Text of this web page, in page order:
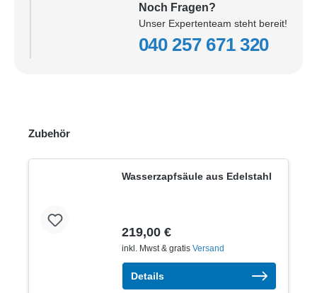
Noch Fragen?
Unser Expertenteam steht bereit!
040 257 671 320
Zubehör
Wasserzapfsäule aus Edelstahl
219,00 €
inkl. Mwst & gratis Versand
Details